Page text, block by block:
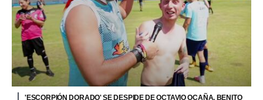
'ESCORPIÓN DORADO' SE DESPIDE DE OCTAVIO OCAÑA, BENITO